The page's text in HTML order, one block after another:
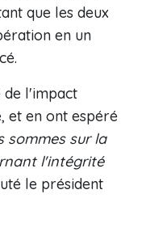
que les deux
en un
de l'impact
et en ont espéré
sommes sur la
l'intégrité
le président